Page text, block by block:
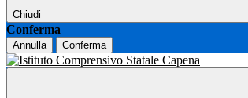
Chiudi
Conferma
Annulla Conferma